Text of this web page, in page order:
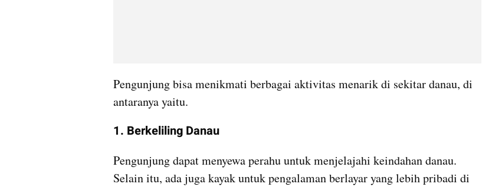
Pengunjung bisa menikmati berbagai aktivitas menarik di sekitar danau, di
antaranya yaitu.
1. Berkeliling Danau
Pengunjung dapat menyewa perahu untuk menjelajahi keindahan danau.
Selain itu, ada juga kayak untuk pengalaman berlayar yang lebih pribadi di